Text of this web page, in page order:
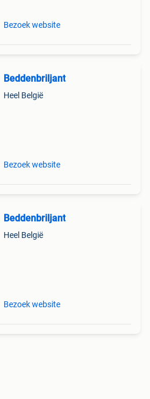
Bezoek website
Beddenbriljant
Heel België
Bezoek website
Beddenbriljant
Heel België
Bezoek website